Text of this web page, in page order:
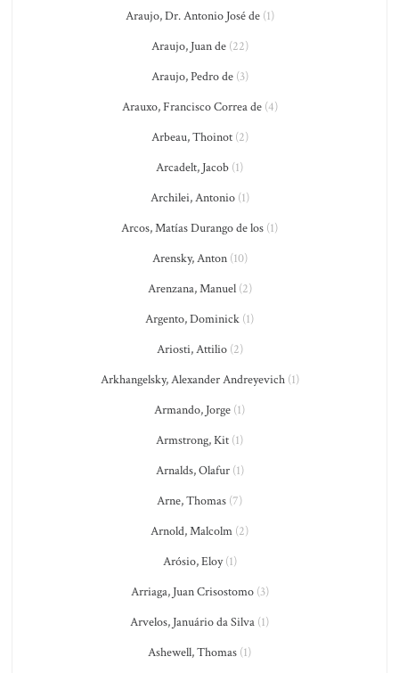
Araujo, Dr. Antonio José de(1)
Araujo, Juan de(22)
Araujo, Pedro de(3)
Arauxo, Francisco Correa de(4)
Arbeau, Thoinot(2)
Arcadelt, Jacob (1)
Archilei, Antonio(1)
Arcos, Matías Durango de los (1)
Arensky, Anton(10)
Arenzana, Manuel(2)
Argento, Dominick (1)
Ariosti, Attilio(2)
Arkhangelsky, Alexander Andreyevich(1)
Armando, Jorge (1)
Armstrong, Kit (1)
Arnalds, Olafur(1)
Arne, Thomas (7)
Arnold, Malcolm (2)
Arósio, Eloy(1)
Arriaga, Juan Crisostomo(3)
Arvelos, Januário da Silva (1)
Ashewell, Thomas (1)